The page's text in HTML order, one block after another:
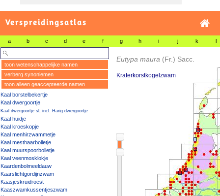
Verspreidingsatlas
a b c d e f g h i j k l
toon wetenschappelijke namen
verberg synoniemen
toon alleen geaccepteerde namen
Kaal borstelbekertje
Kaal dwergoortje
Kaal dwergoortje sl, incl. Harig dwergoortje
Kaal huidje
Kaal kroeskopje
Kaal menhirzwammetje
Kaal mesthaarbolletje
Kaal muurspoorbolletje
Kaal veenmosklokje
Kaardenbolmeeldauw
Kaarslichtgordijnzwam
Kaasjeskruidroest
Kaaszwamkussentjeszwam
Eutypa maura (Fr.) Sacc.
Kraterkorstkogelzwam